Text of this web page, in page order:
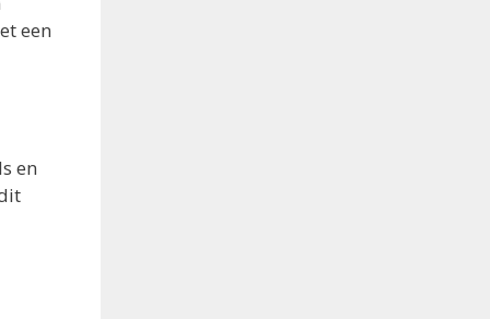
een
en